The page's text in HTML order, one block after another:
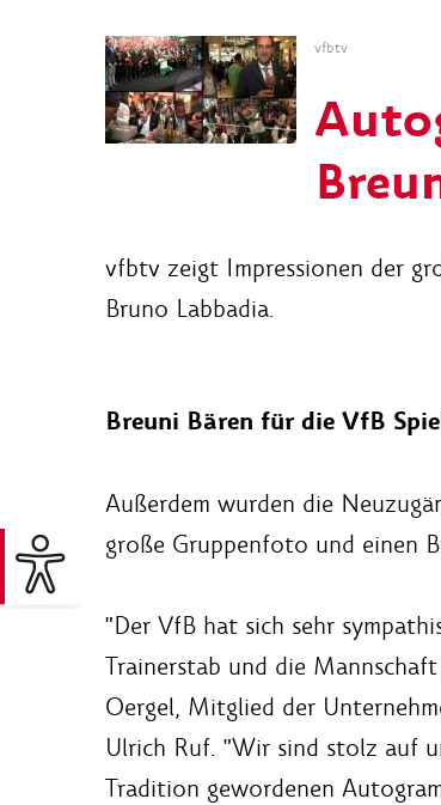
vfbtv
vfbtv zeigt Impressionen der
Bruno Labbadia.
Breuni Bären für die VfB
Außerdem wurden die
große Gruppenfoto und einen
"Der VfB hat sich sehr
Trainerstab und die
Oergel, Mitglied der
Ulrich Ruf. "Wir sind stolz auf
Tradition gewordenen